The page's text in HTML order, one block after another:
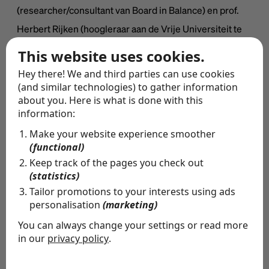
This website uses cookies.
Hey there! We and third parties can use cookies
(and similar technologies) to gather information
about you. Here is what is done with this
information:
Make your website experience smoother
(functional)
Keep track of the pages you check out
(statistics)
Tailor promotions to your interests using ads
personalisation(marketing)
You can always change your settings or read more
in our privacy policy.
(researcher/consultant van Board in Balance) en prof.
Herbert Rijken (hoogleraar aan de Vrije Universiteit te
Uiteraard wordt het onderzoek uitgevoerd op basis van
anonimiteit. Resultaten zijn niet te herleiden naar de
afzonderlijke respondenten.
Wij hopen op uw medewerking!
met vriendelijke groet,
Aalt Klaassen en Dirk-Jaap Klaassen, Oscar Toebosch